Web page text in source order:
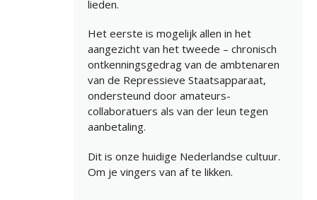
lieden.
Het eerste is mogelijk allen in het
aangezicht van het tweede – chronisch
ontkenningsgedrag van de ambtenaren
van de Repressieve Staatsapparaat,
ondersteund door amateurs-
collaboratuers als van der leun tegen
aanbetaling.
Dit is onze huidige Nederlandse cultuur.
Om je vingers van af te likken.